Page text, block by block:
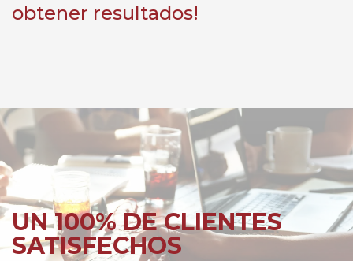
obtener resultados!
UN 100% DE CLIENTES
SATISFECHOS